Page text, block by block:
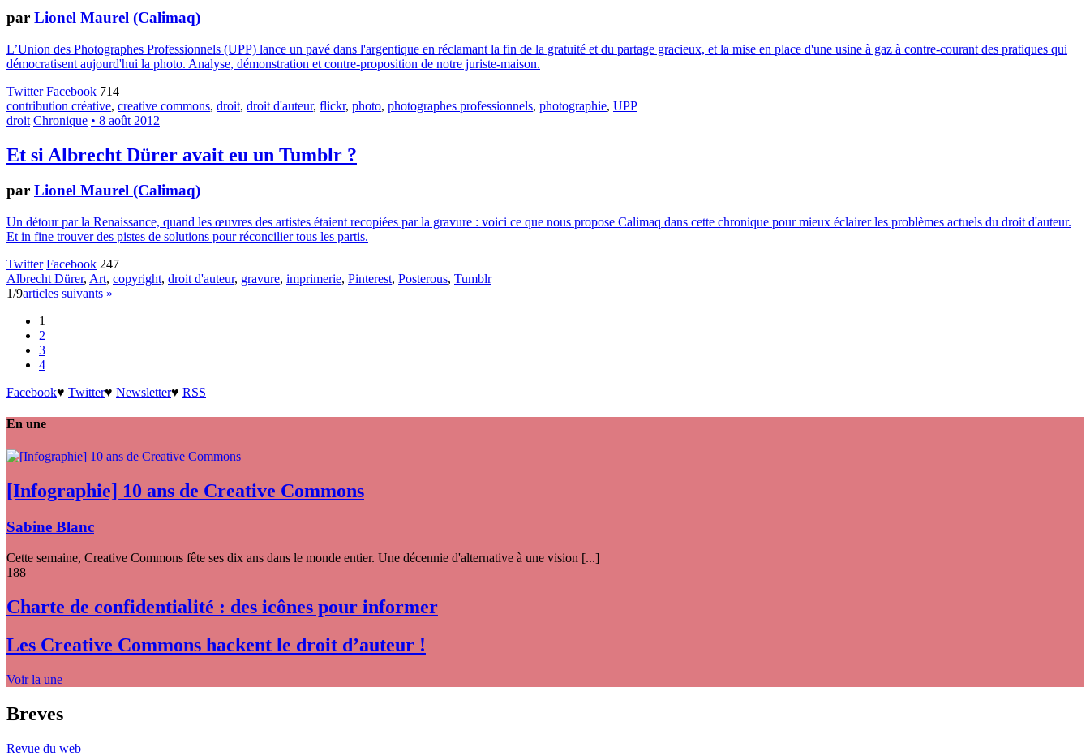
par Lionel Maurel (Calimaq)
L’Union des Photographes Professionnels (UPP) lance un pavé dans l'argentique en réclamant la fin de la gratuité et du partage gracieux, et la mise en place d'une usine à gaz à contre-courant des pratiques qui
démocratisent aujourd'hui la photo. Analyse, démonstration et contre-proposition de notre juriste-maison.
Twitter Facebook 714
contribution créative, creative commons, droit, droit d'auteur, flickr, photo, photographes professionnels, photographie, UPP
droit Chronique • 8 août 2012
Et si Albrecht Dürer avait eu un Tumblr ?
par Lionel Maurel (Calimaq)
Un détour par la Renaissance, quand les œuvres des artistes étaient recopiées par la gravure : voici ce que nous propose Calimaq dans cette chronique pour mieux éclairer les problèmes actuels du droit d'auteur.
Et in fine trouver des pistes de solutions pour réconcilier tous les partis.
Twitter Facebook 247
Albrecht Dürer, Art, copyright, droit d'auteur, gravure, imprimerie, Pinterest, Posterous, Tumblr
1/9articles suivants »
1
2
3
4
Facebook♥ Twitter♥ Newsletter♥ RSS
En une
[Infographie] 10 ans de Creative Commons
Sabine Blanc
Cette semaine, Creative Commons fête ses dix ans dans le monde entier. Une décennie d'alternative à une vision [...]
188
Charte de confidentialité : des icônes pour informer
Les Creative Commons hackent le droit d’auteur !
Voir la une
Breves
Revue du web